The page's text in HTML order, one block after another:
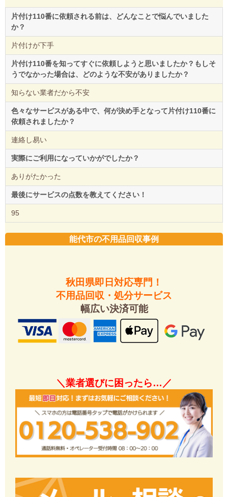
片付け110番に依頼される前は、どんなことで悩んでいました
か？
片付けが下手
片付け110番を知ってすぐに依頼しようと思いましたか？もしそ
うでなかった場合は、どのような不安がありましたか？
知らない業者だから不安
色々なサービスがある中で、何が決め手となって片付け110番に
依頼されましたか？
連絡し易い
実際にご利用になっていかがでしたか？
ありがたかった
最後にサービスの点数を教えてください！
95
能代市の不用品回収事例
秋田県即日対応専門！
不用品回収・処分サービス
幅広い決済可能
＼業者選びに困ったら…／